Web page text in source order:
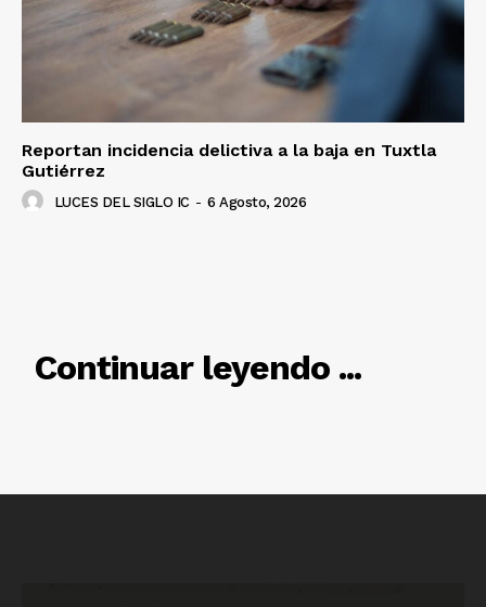
Reportan incidencia delictiva a la baja en Tuxtla
Gutiérrez
LUCES DEL SIGLO IC - 6 Agosto, 2026
Continuar leyendo ...
RELACIONADO